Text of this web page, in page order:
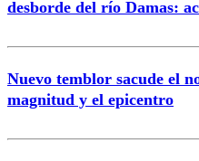
desborde del río Damas:
Nuevo temblor sacude el
magnitud y el epicentro